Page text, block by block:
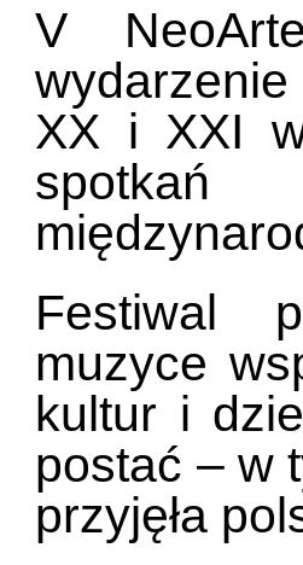
V
XX i XXI
Festiwal
muzyce
kultur i
postać – w
przyjęła